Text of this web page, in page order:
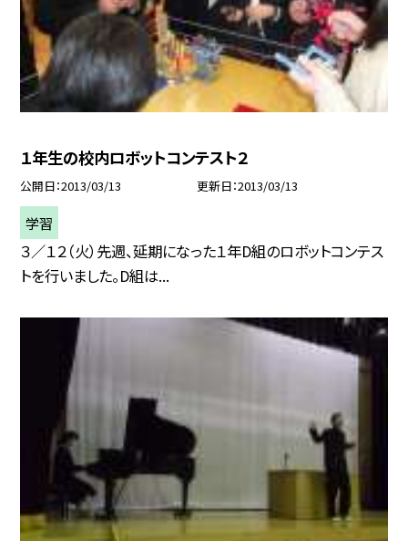
１年生の校内ロボットコンテスト２
公開日 2013/03/13 更新日 2013/03/13
学習
３／１２（火）先週、延期になった１年D組のロボットコンテス
トを行いました。D組は...